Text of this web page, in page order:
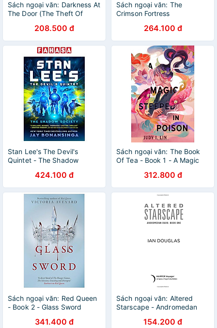
Sách ngoại văn: Darkness At
The Door (The Theft Of
208.500 đ
Sách ngoại văn: The
Crimson Fortress
264.100 đ
Stan Lee's The Devil's
Quintet - The Shadow
424.100 đ
Sách ngoại văn: The Book
Of Tea - Book 1 - A Magic
312.800 đ
Sách ngoại văn: Red Queen
- Book 2 - Glass Sword
341.400 đ
Sách ngoại văn: Altered
Starscape - Andromedan
154.200 đ